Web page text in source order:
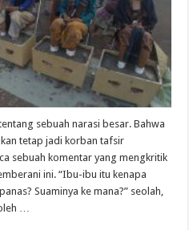
sebuah narasi besar. Bahwa
tetap jadi korban tafsir
sebuah komentar yang mengkritik
ini. “Ibu-ibu itu kenapa
Suaminya ke mana?” seolah,
…